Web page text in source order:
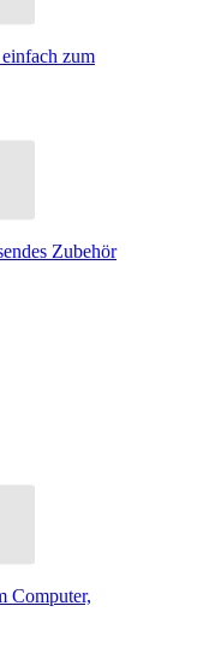
zum
Zubehör
Computer,